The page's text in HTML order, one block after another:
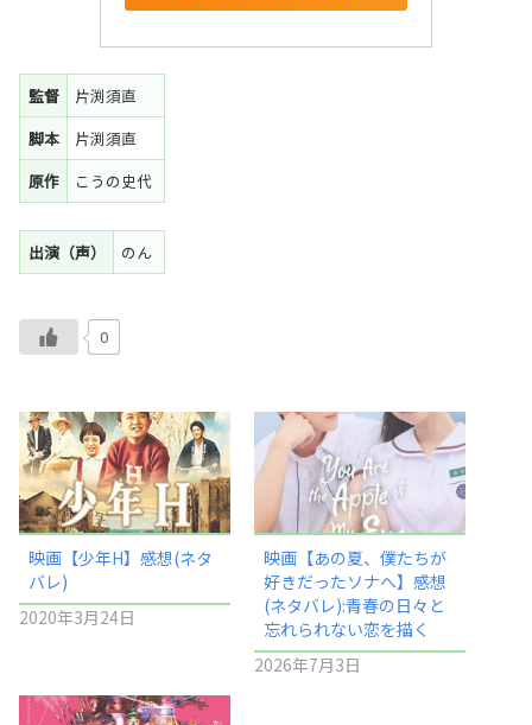
監督
片渕須直
脚本
片渕須直
原作
こうの史代
出演（声） のん
0
映画【少年H】感想(ネタ
バレ)
2020年3月24日
映画【あの夏、僕たちが
好きだったソナへ】感想
(ネタバレ):青春の日々と
忘れられない恋を描く
2026年7月3日